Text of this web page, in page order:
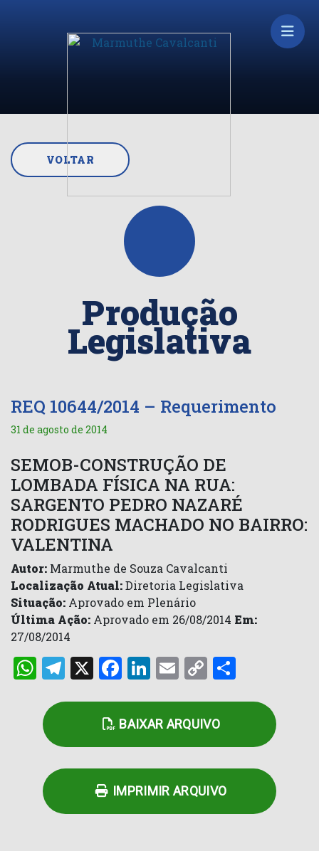
VOLTAR
Produção
Legislativa
REQ 10644/2014 – Requerimento
31 de agosto de 2014
SEMOB-CONSTRUÇÃO DE
LOMBADA FÍSICA NA RUA:
SARGENTO PEDRO NAZARÉ
RODRIGUES MACHADO NO BAIRRO:
VALENTINA
Autor: Marmuthe de Souza Cavalcanti
Localização Atual:Diretoria Legislativa
Situação: Aprovado em Plenário
Última Ação: Aprovado em 26/08/2014 Em:
27/08/2014
WhatsApp
Telegram
X Facebook
LinkedIn
Email
Copy
BAIXAR ARQUIVO
IMPRIMIR ARQUIVO